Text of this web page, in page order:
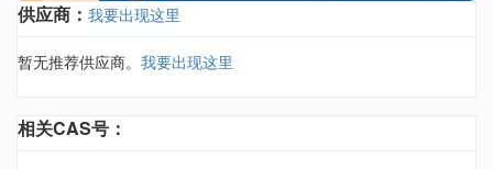
供应商： 我要出现这里
暂无推荐供应商。 我要出现这里
相关CAS号：